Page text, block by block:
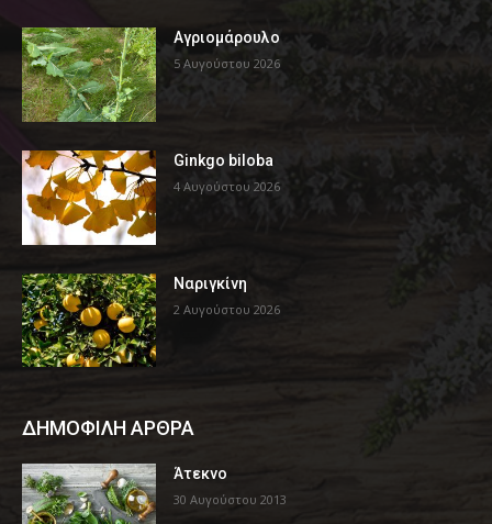
Αγριομάρουλο
5 Αυγούστου 2026
Ginkgo biloba
4 Αυγούστου 2026
Ναριγκίνη
2 Αυγούστου 2026
ΔΗΜΟΦΙΛΗ ΑΡΘΡΑ
Άτεκνο
30 Αυγούστου 2013